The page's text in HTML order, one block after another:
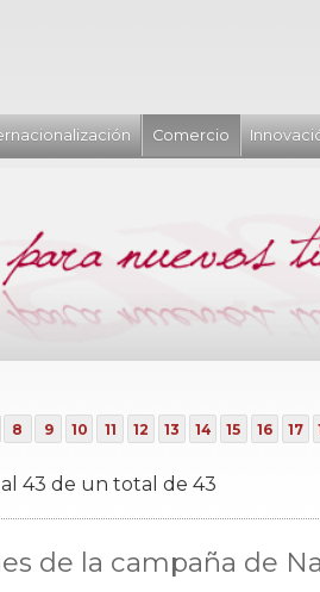
Comercio
8 9 10 11 12 13 14 15 16 17
43 de un total de 43
de la campaña de